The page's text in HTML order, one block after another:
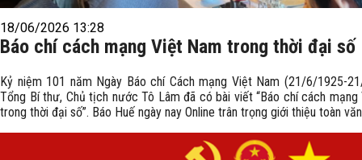
18/06/2026 13:28
Báo chí cách mạng Việt Nam trong thời đại số
Kỷ niệm 101 năm Ngày Báo chí Cách mạng Việt Nam (21/6/1925-
Tổng Bí thư, Chủ tịch nước Tô Lâm đã có bài viết “Báo chí cách mạng
trong thời đại số”. Báo Huế ngày nay Online trân trọng giới thiệu toàn